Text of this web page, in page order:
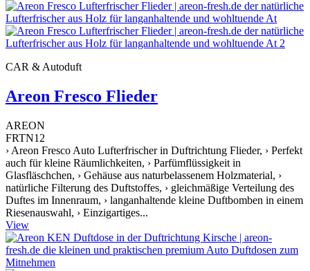
CAR & Autoduft
Areon Fresco Flieder
AREON
FRTN12
› Areon Fresco Auto Lufterfrischer in Duftrichtung Flieder, › Perfekt
auch für kleine Räumlichkeiten, › Parfümflüssigkeit in
Glasfläschchen, › Gehäuse aus naturbelassenem Holzmaterial, ›
natürliche Filterung des Duftstoffes, › gleichmäßige Verteilung des
Duftes im Innenraum, › langanhaltende kleine Duftbomben in einem
Riesenauswahl, › Einzigartiges...
View